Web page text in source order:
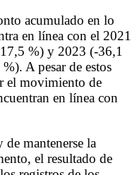
acumulado en lo
en línea con el 2021
%) y 2023 (-36,1
A pesar de estos
el movimiento de
en línea con
de mantenerse la
el resultado de